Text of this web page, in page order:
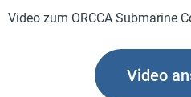
Video zum ORCCA Submarine
Video